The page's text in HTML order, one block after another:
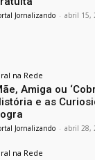
Jornalizando - abril 15,
na Rede
Amiga ou
e as
Jornalizando - abril 28,
na Rede